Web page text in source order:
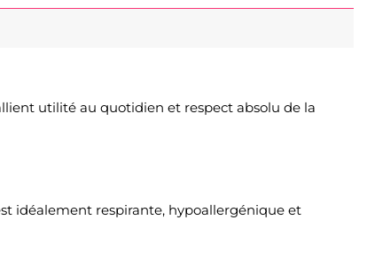
utilité au quotidien et respect absolu de la
idéalement respirante, hypoallergénique et